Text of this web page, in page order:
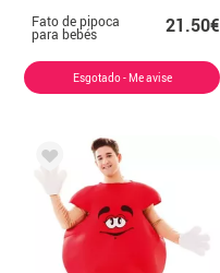
Fato de pipoca
para bebés 21.50€
Esgotado - Me avise